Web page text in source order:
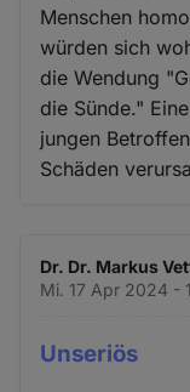
Menschen
würden sich
die Wendung
die Sünde."
jungen
Schäden
Dr. Dr. Markus
Mi. 17 Apr 2024 -
Unseriös